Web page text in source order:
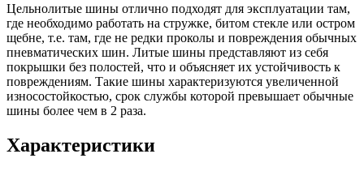
Цельнолитые шины отлично подходят для эксплуатации там,
где необходимо работать на стружке, битом стекле или остром
щебне, т.е. там, где не редки проколы и повреждения обычных
пневматических шин. Литые шины представляют из себя
покрышки без полостей, что и объясняет их устойчивость к
повреждениям. Такие шины характеризуются увеличенной
износостойкостью, срок службы которой превышает обычные
шины более чем в 2 раза.
Характеристики